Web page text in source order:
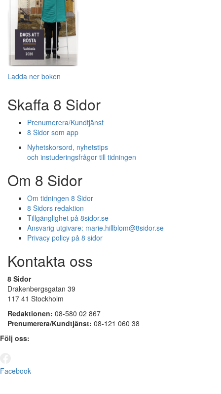
Ladda ner boken
Skaffa 8 Sidor
Prenumerera/Kundtjänst
8 Sidor som app
Nyhetskorsord, nyhetstips
och instuderingsfrågor till tidningen
Om 8 Sidor
Om tidningen 8 Sidor
8 Sidors redaktion
Tillgänglighet på 8sidor.se
Ansvarig utgivare: marie.hillblom@8sidor.se
Privacy policy på 8 sidor
Kontakta oss
8 Sidor
Drakenbergsgatan 39
117 41 Stockholm
Redaktionen: 08-580 02 867
Prenumerera/Kundtjänst: 08-121 060 38
Följ oss:
Facebook